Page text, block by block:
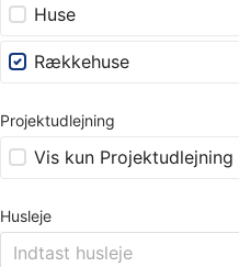
Huse
Rækkehuse
Projektudlejning
Vis kun Projektudlejning
Husleje